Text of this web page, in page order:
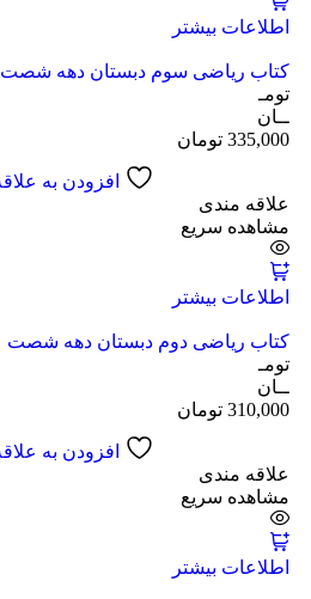
اطلاعات بیشتر
کتاب ریاضی سوم دبستان دهه شصت
تومـ
ــان
335,000 تومان
افزودن به
علاقه مندی
مشاهده سریع
اطلاعات بیشتر
کتاب ریاضی دوم دبستان دهه شصت
تومـ
ــان
310,000 تومان
افزودن به
علاقه مندی
مشاهده سریع
اطلاعات بیشتر